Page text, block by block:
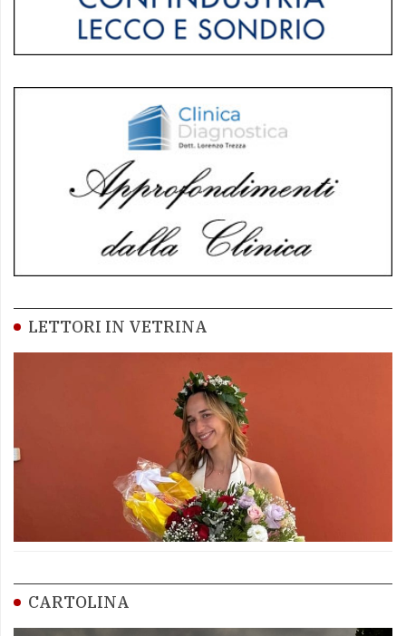
LETTORI IN VETRINA
CARTOLINA